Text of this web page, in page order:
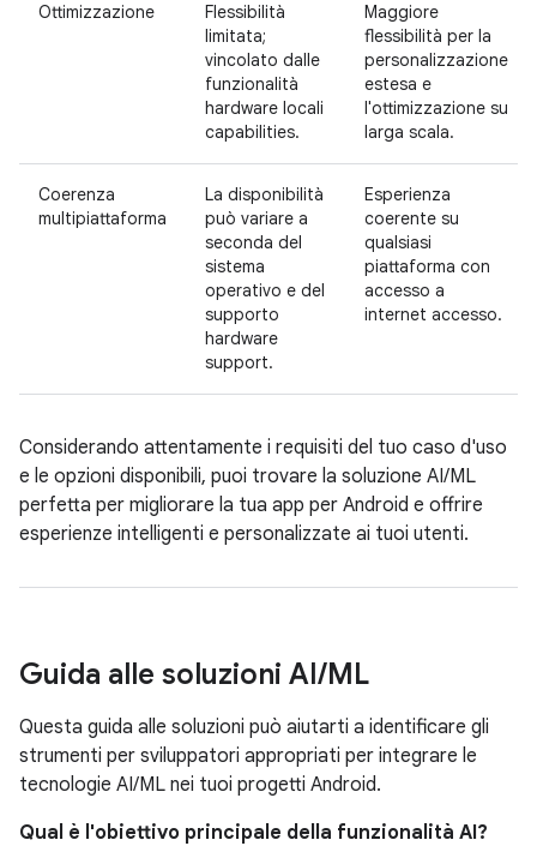
Ottimizzazione
Flessibilità
limitata;
vincolato dalle
funzionalità
hardware locali
capabilities.
Maggiore
flessibilità per la
personalizzazione
estesa e
l'ottimizzazione su
larga scala.
Coerenza
multipiattaforma
La disponibilità
può variare a
seconda del
sistema
operativo e del
supporto
hardware
support.
Esperienza
coerente su
qualsiasi
piattaforma con
accesso a
internet accesso.
Considerando attentamente i requisiti del tuo caso d'uso
e le opzioni disponibili, puoi trovare la soluzione AI/ML
perfetta per migliorare la tua app per Android e offrire
esperienze intelligenti e personalizzate ai tuoi utenti.
Guida alle soluzioni AI/ML
Questa guida alle soluzioni può aiutarti a identificare gli
strumenti per sviluppatori appropriati per integrare le
tecnologie AI/ML nei tuoi progetti Android.
Qual è l'obiettivo principale della funzionalità AI?